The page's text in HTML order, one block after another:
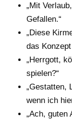
„Mit
Gefallen.“
„Diese
das
„Herrgott,
spielen?“
„Gestatten,
wenn ich
„Ach, guten